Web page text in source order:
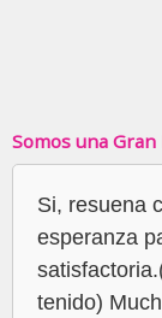
Somos una Gran
Si, resuena
esperanza
tenido)